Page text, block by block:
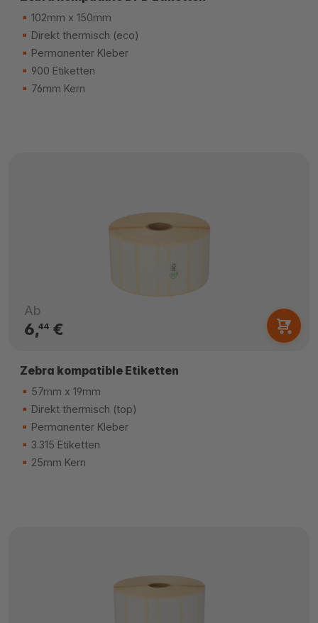
102mm x 150mm
Direkt thermisch (eco)
Permanenter Kleber
900 Etiketten
76mm Kern
Ab
6,44€
Zebra kompatible Etiketten
57mm x 19mm
Direkt thermisch (top)
Permanenter Kleber
3.315 Etiketten
25mm Kern